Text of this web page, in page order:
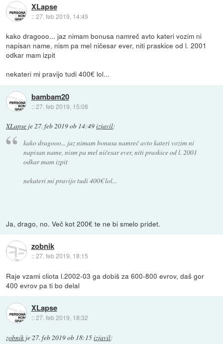
XLapse
::27. feb 2019, 14:49
kako dragooo... jaz nimam bonusa namreč avto kateri vozim ni
napisan name, nism pa mel ničesar ever, niti praskice od l. 2001
odkar mam izpit
nekateri mi pravijo tudi 400€ lol...
bambam20
::27. feb 2019, 15:08
XLapse je27. feb 2019 ob 14:49izjavil:
kako dragooo... jaz nimam bonusa namreč avto kateri vozim ni
napisan name, nism pa mel ničesar ever, niti praskice od l. 2001
odkar mam izpit
nekateri mi pravijo tudi 400€ lol...
Ja, drago, no. Več kot 200€ te ne bi smelo pridet.
zobnik
::27. feb 2019, 18:15
Raje vzami cliota l.2002-03 ga dobiš za 600-800 evrov, daš gor
400 evrov pa ti bo delal
XLapse
::27. feb 2019, 18:32
zobnik je27. feb 2019 ob 18:15izjavil: